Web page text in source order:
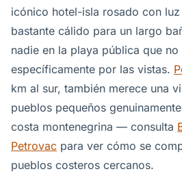
icónico hotel-isla rosado con
bastante cálido para un largo
nadie en la playa pública que no
específicamente por las vistas.
km al sur, también merece una
pueblos pequeños
costa montenegrina — consulta
Petrovac para ver cómo se
pueblos costeros cercanos.